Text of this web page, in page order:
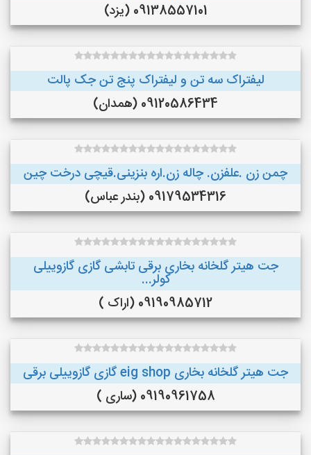
09138557101 (یزد)
لیفتراک سه تن و لیفتراک پنج تن جک پالت
09120586434 (همدان)
چمن زن .علفزن. چاله زن.اره بنزینی.قیچی درخت چین
09179534316 (بندر عباس)
جت هیتر گلخانه بخاری برقی تابشی گازی گازوییلی
کولر...
09190985712 (اراک )
جت هیتر گلخانه بخاری eig shop گازی گازوییلی برقی
09190961758 (ساری )